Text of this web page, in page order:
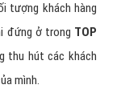
tượng khách hàng
đứng ở trong TOP
thu hút các khách
mình.